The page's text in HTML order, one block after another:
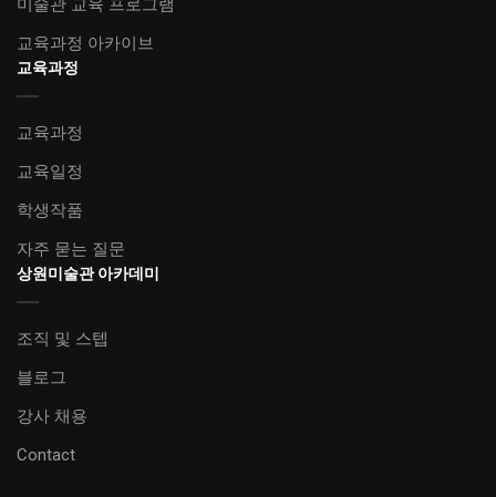
교육과정 아카이브
교육과정
교육과정
교육일정
학생작품
자주 묻는 질문
상원미술관 아카데미
조직 및 스텝
블로그
강사 채용
Contact